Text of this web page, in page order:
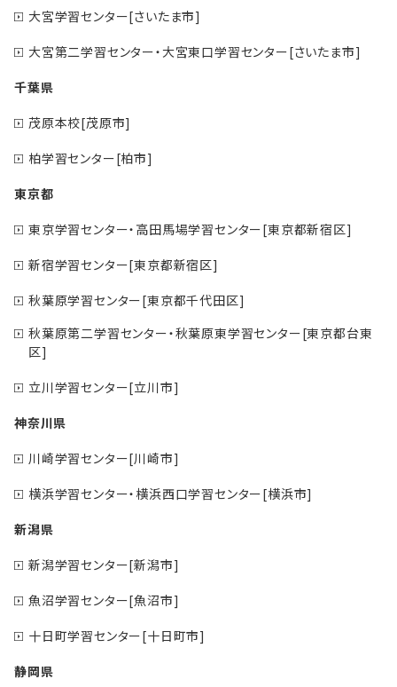
大宮学習センター[さいたま市]
大宮第二学習センター・大宮東口学習センター[さいたま市]
千葉県
茂原本校[茂原市]
柏学習センター[柏市]
東京都
東京学習センター・高田馬場学習センター[東京都新宿区]
新宿学習センター[東京都新宿区]
秋葉原学習センター[東京都千代田区]
秋葉原第二学習センター・秋葉原東学習センター[東京都台東
区]
立川学習センター[立川市]
神奈川県
川崎学習センター[川崎市]
横浜学習センター・横浜西口学習センター[横浜市]
新潟県
新潟学習センター[新潟市]
魚沼学習センター[魚沼市]
十日町学習センター[十日町市]
静岡県